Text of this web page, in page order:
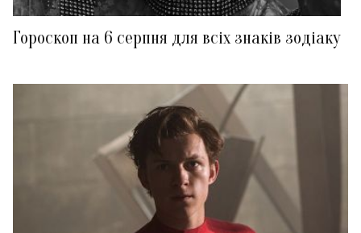
Гороскоп на 6 серпня для всіх знаків зодіаку